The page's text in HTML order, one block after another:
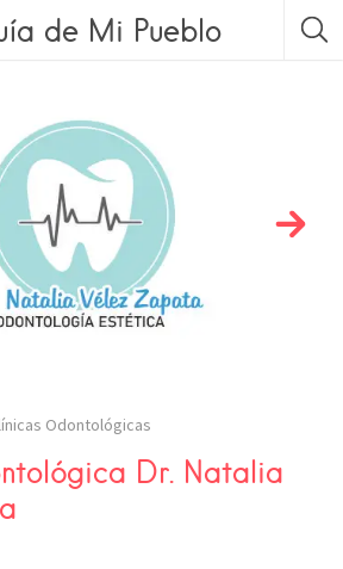
de Mi Pueblo
Odontológicas
Dr. Natalia